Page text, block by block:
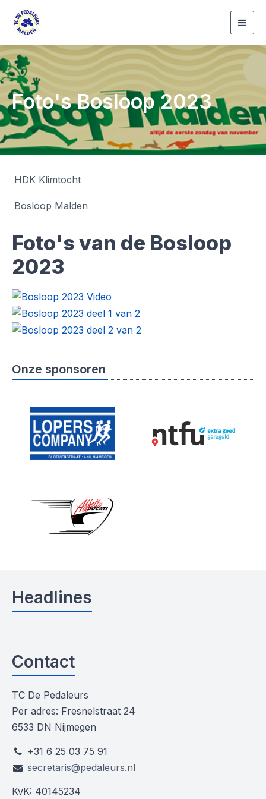
Foto's Bosloop 2023
HDK Klimtocht
Bosloop Malden
Foto's van de Bosloop
2023
Onze sponsoren
Headlines
Contact
TC De Pedaleurs
Per adres: Fresnelstraat 24
6533 DN Nijmegen
+31 6 25 03 75 91
secretaris@pedaleurs.nl
KvK: 40145234